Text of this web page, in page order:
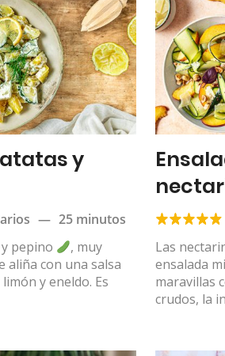
y
— 25 minutos
pepino
, muy
aliña con una salsa
y eneldo. Es
Las
ensalada
maravillas
crudos, la